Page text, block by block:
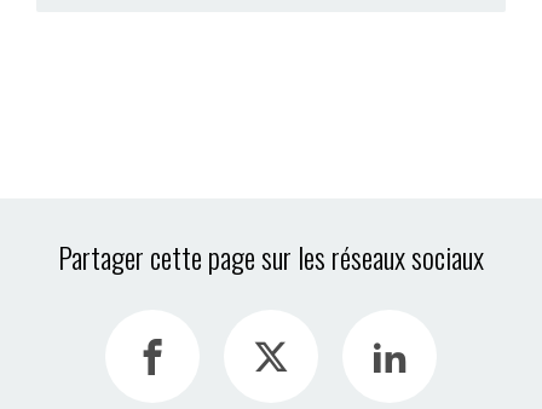
Partager cette page sur les réseaux sociaux